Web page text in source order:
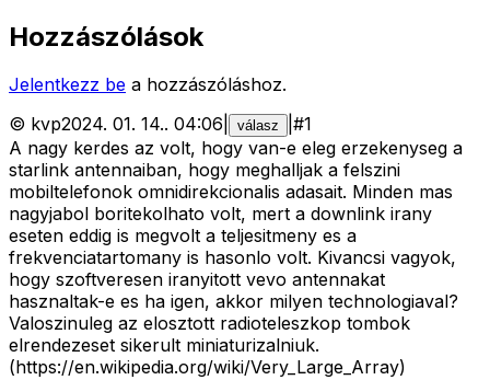
Hozzászólások
Jelentkezz be a hozzászóláshoz.
© kvp2024. 01. 14.. 04:06 válasz #1
A nagy kerdes az volt, hogy van-e eleg erzekenyseg a
starlink antennaiban, hogy meghalljak a felszini
mobiltelefonok omnidirekcionalis adasait. Minden mas
nagyjabol boritekolhato volt, mert a downlink irany
eseten eddig is megvolt a teljesitmeny es a
frekvenciatartomany is hasonlo volt. Kivancsi vagyok,
hogy szoftveresen iranyitott vevo antennakat
hasznaltak-e es ha igen, akkor milyen technologiaval?
Valoszinuleg az elosztott radioteleszkop tombok
elrendezeset sikerult miniaturizalniuk.
(https://en.wikipedia.org/wiki/Very_Large_Array)